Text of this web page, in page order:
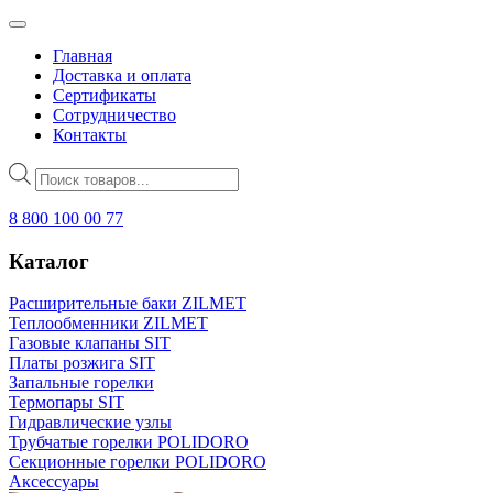
Главная
Доставка и оплата
Сертификаты
Сотрудничество
Контакты
Поиск
товаров
8 800 100 00 77
Каталог
Расширительные баки ZILMET
Теплообменники ZILMET
Газовые клапаны SIT
Платы розжига SIT
Запальные горелки
Термопары SIT
Гидравлические узлы
Трубчатые горелки POLIDORO
Секционные горелки POLIDORO
Аксессуары